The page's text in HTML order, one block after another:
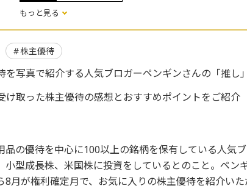
もっと見る
株主優待
を写真で紹介する人気ブロガーペンギンさんの「推し
け取った株主優待の感想とおすすめポイントをご紹介
品の優待を中心に100以上の銘柄を保有している人気
小型成長株、米国株に投資をしているとのこと。ペン
8月が権利確定月で、お気に入りの株主優待を紹介いた